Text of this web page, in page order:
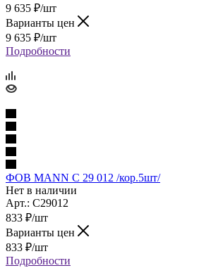
9 635 ₽/шт
Варианты цен
9 635 ₽/шт
Подробности
ФОВ MANN C 29 012 /кор.5шт/
Нет в наличии
Арт.: C29012
833 ₽/шт
Варианты цен
833 ₽/шт
Подробности